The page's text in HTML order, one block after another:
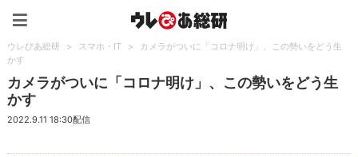
ウレぴあ総研 > スマホ・IT >
カメラがついに「コロナ明け」、この勢いをどう生
かす
カメラがついに「コロナ明け」、この勢いをどう生
かす
2022.9.11 18:30配信